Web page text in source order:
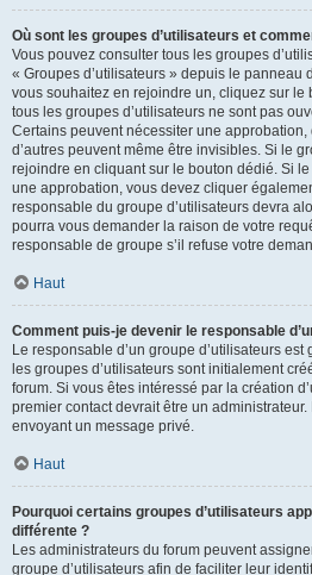
Où sont les groupes d’utilisateurs et
Vous pouvez consulter tous les groupes
« Groupes d’utilisateurs » depuis le panneau
vous souhaitez en rejoindre un, cliquez sur
tous les groupes d’utilisateurs ne sont pas
Certains peuvent nécessiter une approbation,
d’autres peuvent même être invisibles. Si le
rejoindre en cliquant sur le bouton dédié. Si
une approbation, vous devez cliquer
responsable du groupe d’utilisateurs devra
pourra vous demander la raison de votre
responsable de groupe s’il refuse votre
Haut
Comment puis-je devenir le responsable
Le responsable d’un groupe d’utilisateurs
les groupes d’utilisateurs sont initialement
forum. Si vous êtes intéressé par la création
premier contact devrait être un
envoyant un message privé.
Haut
Pourquoi certains groupes d’utilisateurs
différente ?
Les administrateurs du forum peuvent
groupe d’utilisateurs afin de faciliter leur